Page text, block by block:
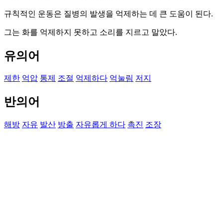
규칙적인 운동은 질병의 발생을 억제하는 데 큰 도움이 된다.
그는 화를 억제하지 못하고 소리를 지르고 말았다.
유의어
제한 억압 통제 조절 억제하다 억눌림 저지
반의어
해방 자유 발산 방출 자유롭게 하다 촉진 조장